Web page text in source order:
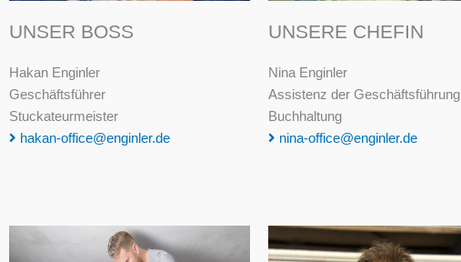
UNSER BOSS
Hakan Enginler
Geschäftsführer
Stuckateurmeister
hakan-office@enginler.de
UNSERE CHEFIN
Nina Enginler
Assistenz der Geschäftsführung
Buchhaltung
nina-office@enginler.de